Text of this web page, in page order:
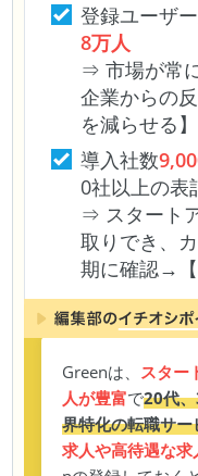
登録ユーザー
8万人
⇒ 市場が常
企業からの
を減らせる】
導入社数
0社以上の表
⇒ スタート
取りでき、
期に確認→【
Greenは、 スター
人が豊富で20代
界特化の転職サー
求人や高待遇な求